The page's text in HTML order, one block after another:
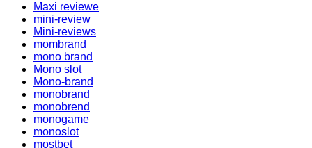
Maxi reviewe
mini-review
Mini-reviews
mombrand
mono brand
Mono slot
Mono-brand
monobrand
monobrend
monogame
monoslot
mostbet